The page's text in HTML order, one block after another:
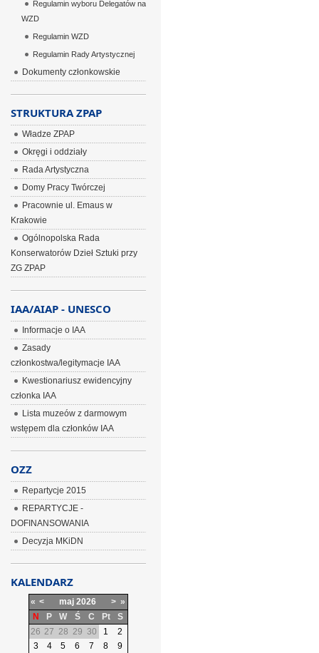
Regulamin wyboru Delegatów na
WZD
Regulamin WZD
Regulamin Rady Artystycznej
Dokumenty członkowskie
STRUKTURA ZPAP
Władze ZPAP
Okręgi i oddziały
Rada Artystyczna
Domy Pracy Twórczej
Pracownie ul. Emaus w
Krakowie
Ogólnopolska Rada
Konserwatorów Dzieł Sztuki przy
ZG ZPAP
IAA/AIAP - UNESCO
Informacje o IAA
Zasady
członkostwa/legitymacje IAA
Kwestionariusz ewidencyjny
członka IAA
Lista muzeów z darmowym
wstępem dla członków IAA
OZZ
Repartycje 2015
REPARTYCJE -
DOFINANSOWANIA
Decyzja MKiDN
KALENDARZ
« < maj 2026 > »
N
P W Ś C Pt
S
26 27 28 29 30 1
2
3
4 5 6 7 8
9